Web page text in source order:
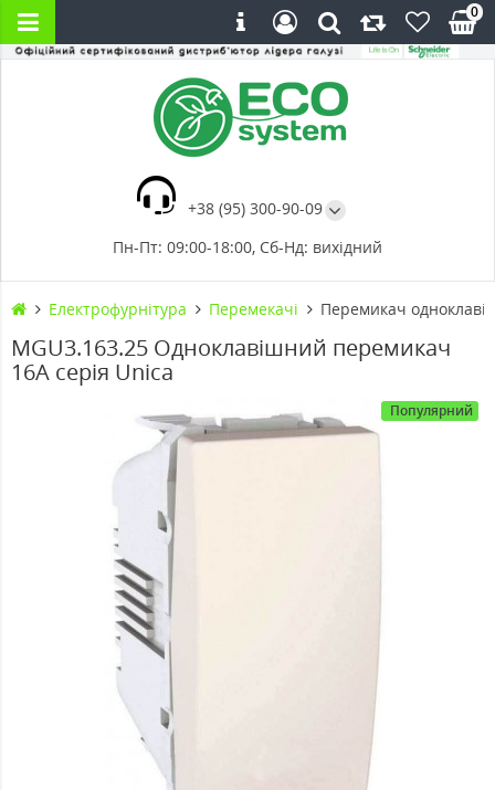
+38 (95) 300-90-09
Пн-Пт: 09:00-18:00, Сб-Нд: вихідний
0
Електрофурнітура Перемекачі Перемикач
MGU3.163.25 Одноклавішний перемикач
16А серія Unica
Популярний